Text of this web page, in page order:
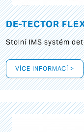
DE-TECTOR
Stolní IMS systém
VÍCE INFORMACÍ >